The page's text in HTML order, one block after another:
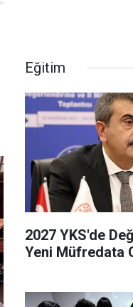
Eğitim
2027 YKS'de
Yeni Müfredata